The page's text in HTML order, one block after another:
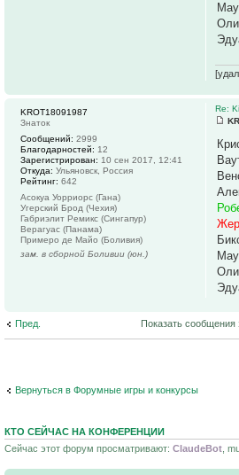
Re:
KROT18091987
Знаток
Сообщений: 2999
Благодарностей: 12
Зарегистрирован: 10 сен 2017, 12:41
Откуда: Ульяновск, Россия
Рейтинг: 642
Асокуа Уорриорс (Гана)
Угерский Брод (Чехия)
Габриэлит Ремикс (Сингапур)
Верагуас (Панама)
Примеро де Майо (Боливия)
зам. в сборной Боливии (юн.)
Пред. Показать сообщения
Вернуться в Форумные игры и конкурсы
КТО СЕЙЧАС НА КОНФЕРЕНЦИИ
Сейчас этот форум просматривают: ClaudeBot ,